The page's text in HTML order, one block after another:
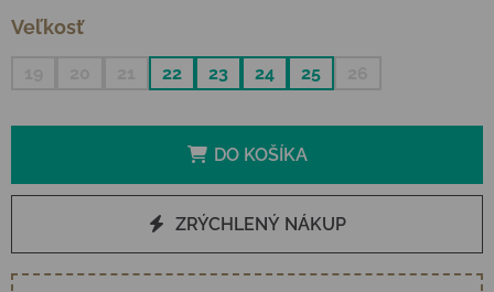
Veľkosť
22 23 24 25
DO KOŠÍKA
ZRÝCHLENÝ NÁKUP